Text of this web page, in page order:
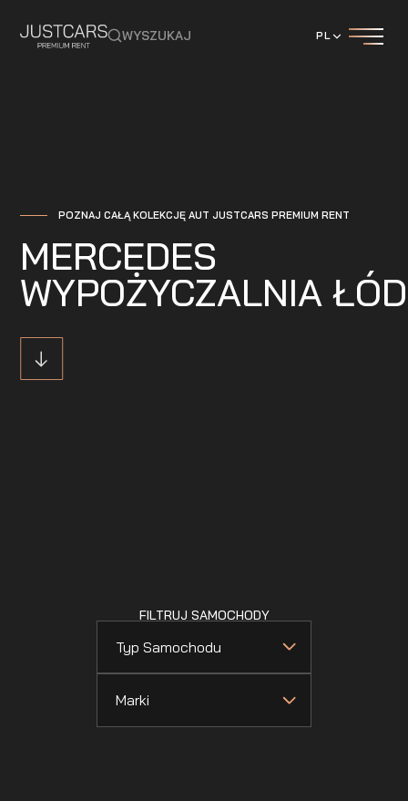
WYSZUKAJ PL
POZNAJ CAŁĄ KOLEKCJĘ AUT JUSTCARS PREMIUM RENT
MERCEDES
WYPOŻYCZALNIA
FILTRUJ SAMOCHODY
Typ Samochodu
Marki